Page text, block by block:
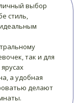
выбор
стиль,
так и для
а удобная
делают